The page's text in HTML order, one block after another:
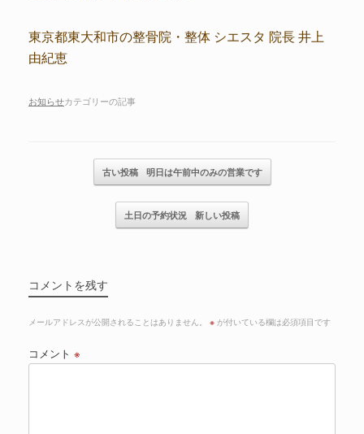
東京都東大和市の整骨院・整体 シエスタ 院長 井上
由紀恵
お知らせカテゴリーの記事
記事のナビゲーション
古い投稿 明日は午前中のみの営業です
土日の予約状況 新しい投稿
コメントを残す
メールアドレスが公開されることはありません。 ※ が付いている欄は必須項目です
コメント ※